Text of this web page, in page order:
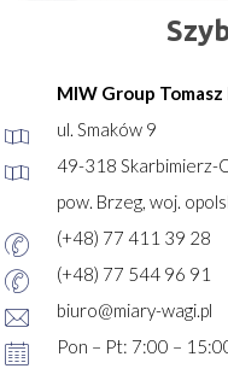
MIW Group Tomasz
ul. Smaków 9
49-318 Skarbimierz-
pow. Brzeg, woj.
(+48) 77 411 39 28
(+48) 77 544 96 91
biuro@miary-wagi.pl
Pon – Pt: 7:00 –